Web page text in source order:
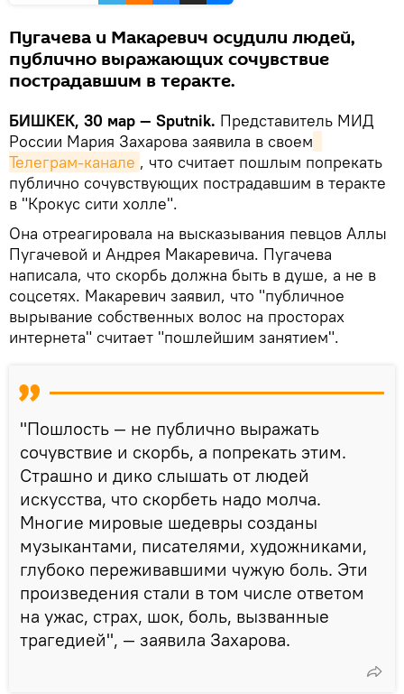
Пугачева и Макаревич осудили людей,
публично выражающих сочувствие
пострадавшим в теракте.
БИШКЕК, 30 мар — Sputnik. Представитель МИД
России Мария Захарова заявила в своем
Телеграм-канале , что считает пошлым попрекать
публично сочувствующих пострадавшим в теракте
в "Крокус сити холле".
Она отреагировала на высказывания певцов Аллы
Пугачевой и Андрея Макаревича. Пугачева
написала, что скорбь должна быть в душе, а не в
соцсетях. Макаревич заявил, что "публичное
вырывание собственных волос на просторах
интернета" считает "пошлейшим занятием".
"Пошлость — не публично выражать
сочувствие и скорбь, а попрекать этим.
Страшно и дико слышать от людей
искусства, что скорбеть надо молча.
Многие мировые шедевры созданы
музыкантами, писателями, художниками,
глубоко переживавшими чужую боль. Эти
произведения стали в том числе ответом
на ужас, страх, шок, боль, вызванные
трагедией", — заявила Захарова.